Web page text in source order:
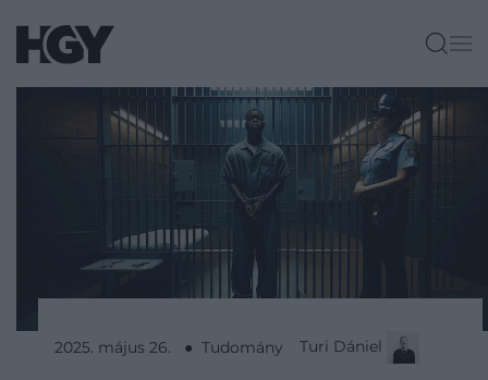
2025. május 26. ● Tudomány Turi Dániel